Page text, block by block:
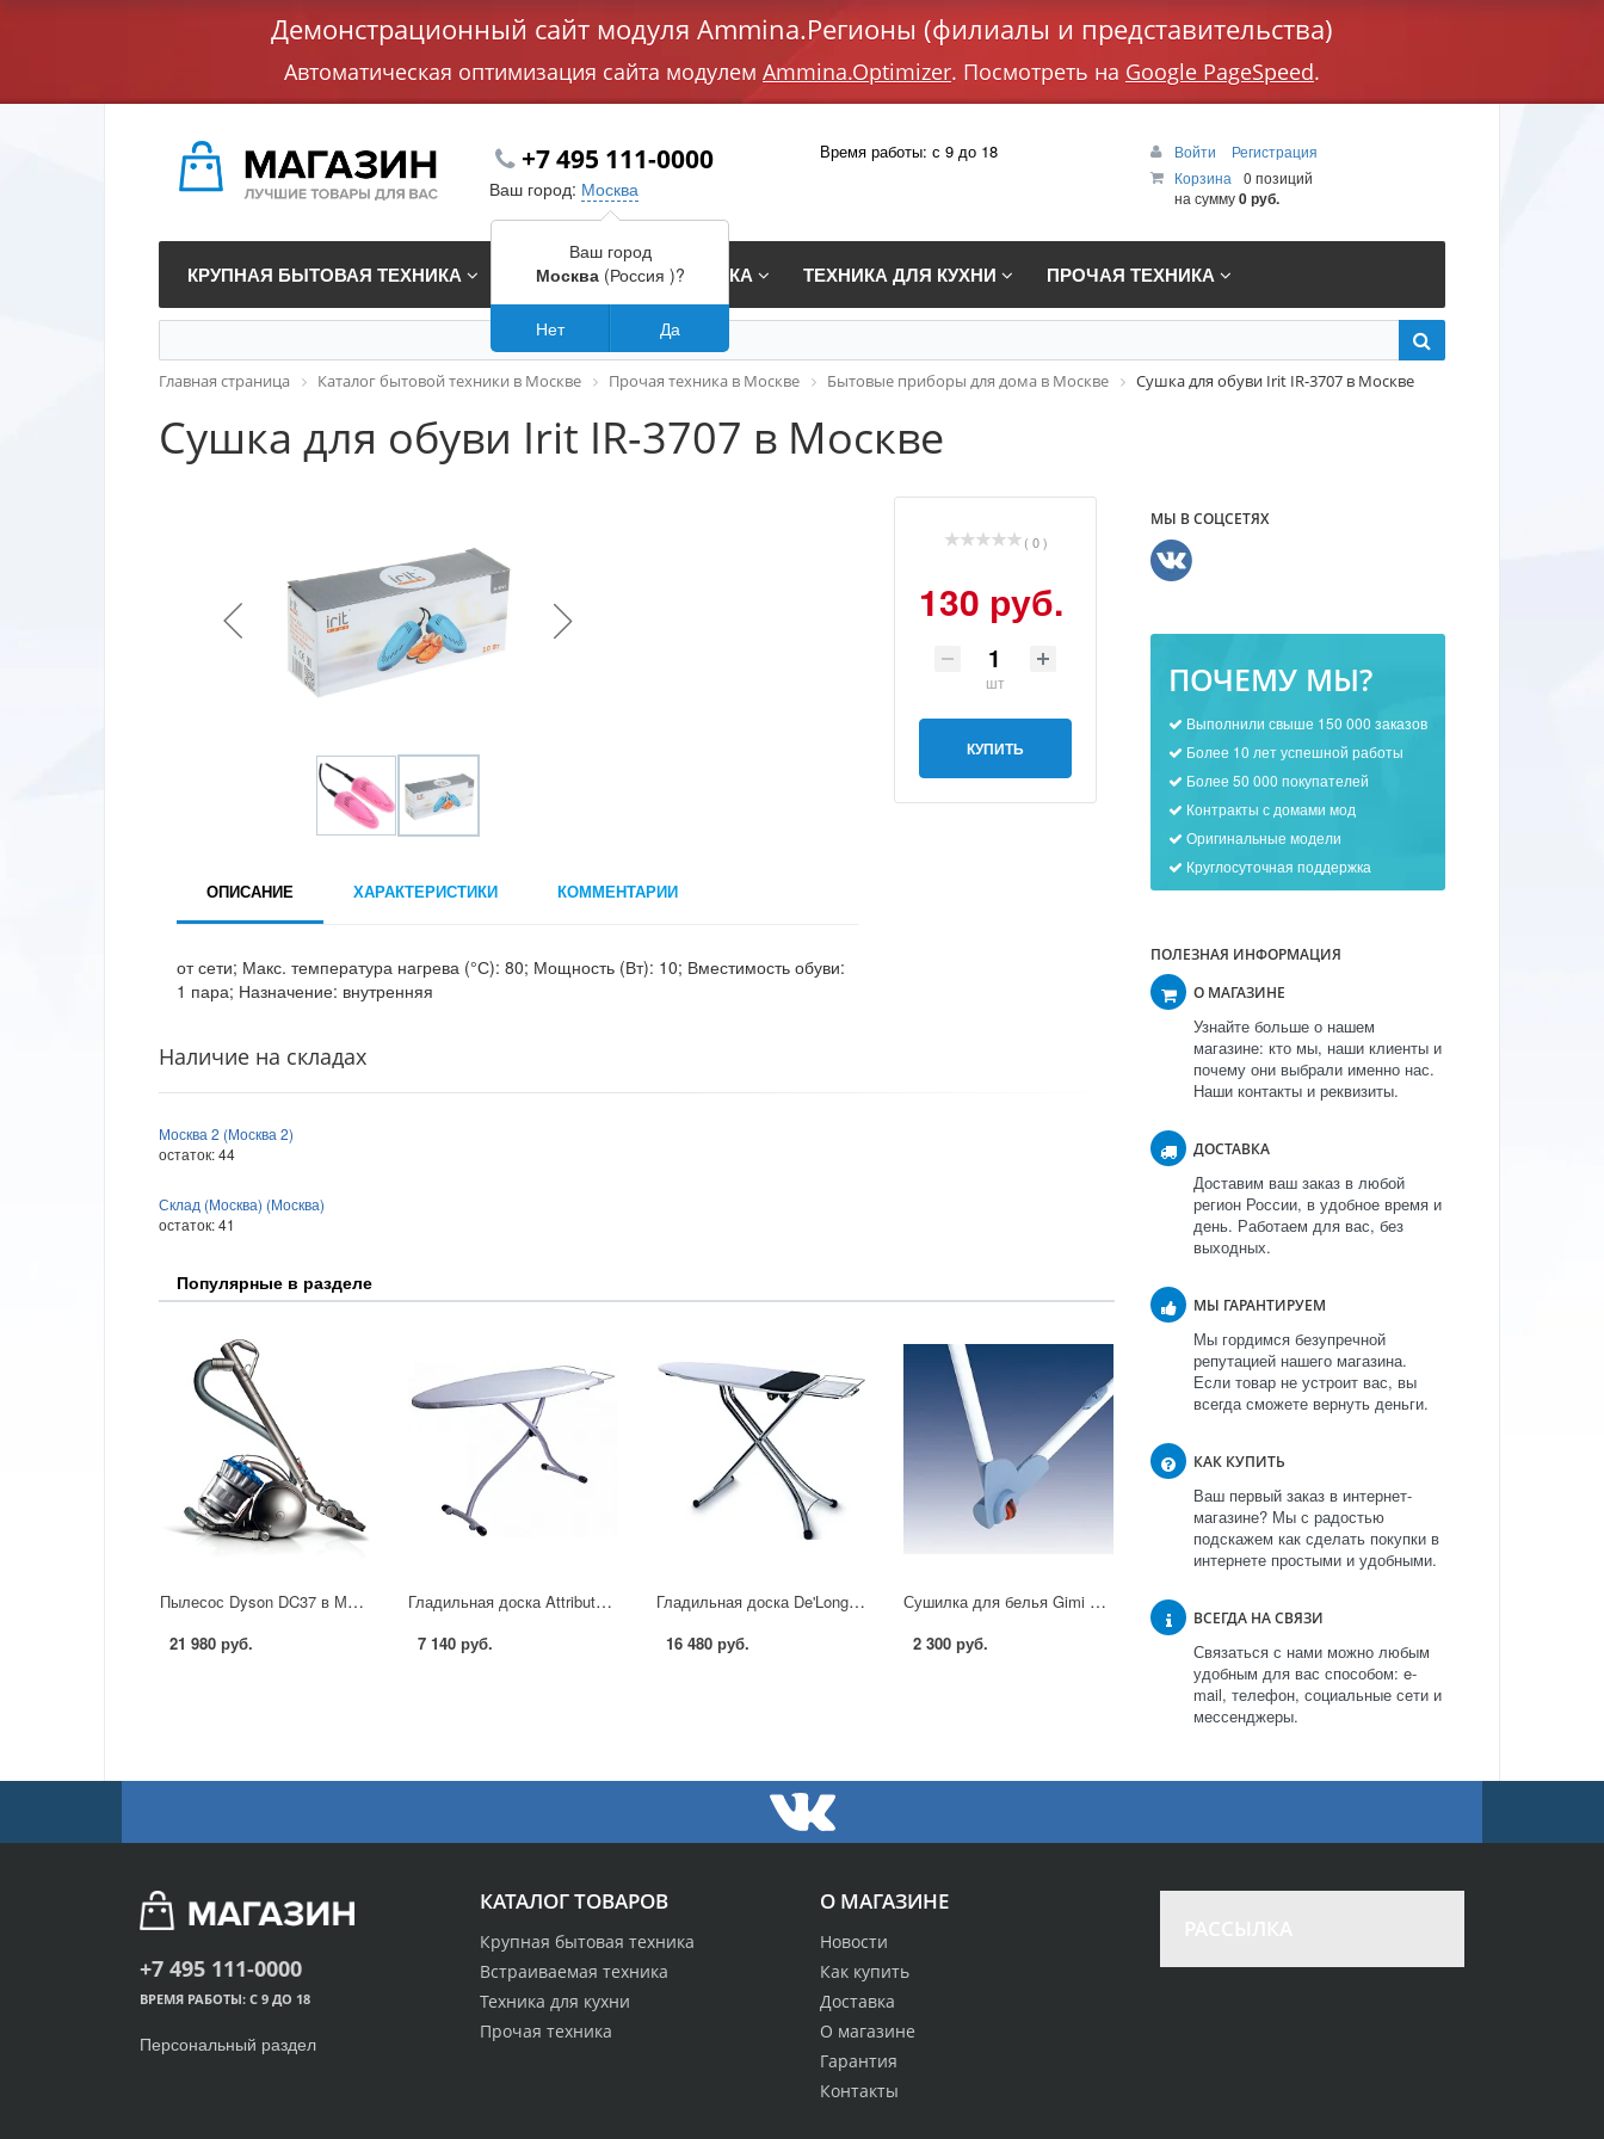
Демонстрационный сайт модуля Ammina.Регионы (филиалы и представительства)
Автоматическая оптимизация сайта модулем Ammina.Optimizer. Посмотреть на Google PageSpeed.
+7 495 111-0000
Ваш город: Москва
Время работы: с 9 до 18 Войти
Регистрация
Корзина
0 позиций
на сумму0 руб.
КРУПНАЯ БЫТОВАЯ ТЕХНИКА ВСТРАИВАЕМАЯ ТЕХНИКА ТЕХНИКА ДЛЯ КУХНИ ПРОЧАЯ ТЕХНИКА
Главная страница Каталог бытовой техники в Москве Прочая техника в Москве Бытовые приборы для дома в Москве Сушка для обуви Irit IR-3707 в Москве
Сушка для обуви Irit IR-3707 в Москве
( 0 )
130 руб.
шт
КУПИТЬ
ОПИСАНИЕ ХАРАКТЕРИСТИКИ КОММЕНТАРИИ
от сети; Макс. температура нагрева (°С): 80; Мощность (Вт): 10; Вместимость обуви:
1 пара; Назначение: внутренняя
Наличие на складах
Москва 2 (Москва 2)
остаток:44
Склад (Москва) (Москва)
остаток:41
Популярные в разделе
Пылесос Dyson DC37 в Москве
21 980 руб.
Гладильная доска Attribute Teflonix в Москве
7 140 руб.
Гладильная доска De'Longhi ADS 3600 в Москве
16 480 руб.
Сушилка для белья Gimi Dinamik 20 в Москве
2 300 руб.
МЫ В СОЦСЕТЯХ
ПОЧЕМУ МЫ?
Выполнили свыше 150 000 заказов
Более 10 лет успешной работы
Более 50 000 покупателей
Контракты с домами мод
Оригинальные модели
Круглосуточная поддержка
ПОЛЕЗНАЯ ИНФОРМАЦИЯ
О МАГАЗИНЕ
Узнайте больше о нашем
магазине: кто мы, наши клиенты и
почему они выбрали именно нас.
Наши контакты и реквизиты.
ДОСТАВКА
Доставим ваш заказ в любой
регион России, в удобное время и
день. Работаем для вас, без
выходных.
МЫ ГАРАНТИРУЕМ
Мы гордимся безупречной
репутацией нашего магазина.
Если товар не устроит вас, вы
всегда сможете вернуть деньги.
КАК КУПИТЬ
Ваш первый заказ в интернет-
магазине? Мы с радостью
подскажем как сделать покупки в
интернете простыми и удобными.
ВСЕГДА НА СВЯЗИ
Связаться с нами можно любым
удобным для вас способом: e-
mail, телефон, социальные сети и
мессенджеры.
О МАГАЗИНЕ
Новости
Как купить
Доставка
О магазине
Гарантия
Контакты
КАТАЛОГ ТОВАРОВ
Крупная бытовая техника
Встраиваемая техника
Техника для кухни
Прочая техника
+7 495 111-0000
ВРЕМЯ РАБОТЫ: С 9 ДО 18
Персональный раздел
Ваш город
Москва(Россия )?
Нет Да